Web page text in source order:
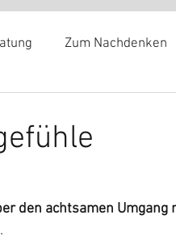
Zum Nachdenken
den achtsamen